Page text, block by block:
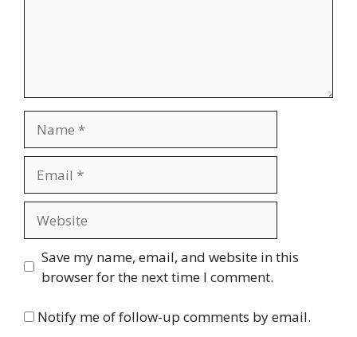
Save my name, email, and website in this
browser for the next time I comment.
Notify me of follow-up comments by email.